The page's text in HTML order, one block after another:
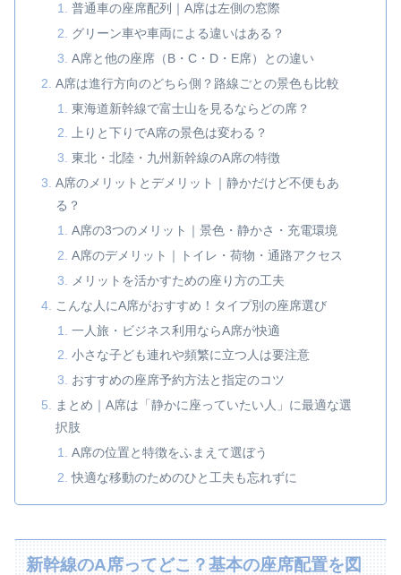
普通車の座席配列｜A席は左側の窓際
グリーン車や車両による違いはある？
A席と他の座席（B・C・D・E席）との違い
A席は進行方向のどちら側？路線ごとの景色も比較
東海道新幹線で富士山を見るならどの席？
上りと下りでA席の景色は変わる？
東北・北陸・九州新幹線のA席の特徴
A席のメリットとデメリット｜静かだけど不便もあ
る？
A席の3つのメリット｜景色・静かさ・充電環境
A席のデメリット｜トイレ・荷物・通路アクセス
メリットを活かすための座り方の工夫
こんな人にA席がおすすめ！タイプ別の座席選び
一人旅・ビジネス利用ならA席が快適
小さな子ども連れや頻繁に立つ人は要注意
おすすめの座席予約方法と指定のコツ
まとめ｜A席は「静かに座っていたい人」に最適な選
択肢
A席の位置と特徴をふまえて選ぼう
快適な移動のためのひと工夫も忘れずに
新幹線のA席ってどこ？基本の座席配置を図